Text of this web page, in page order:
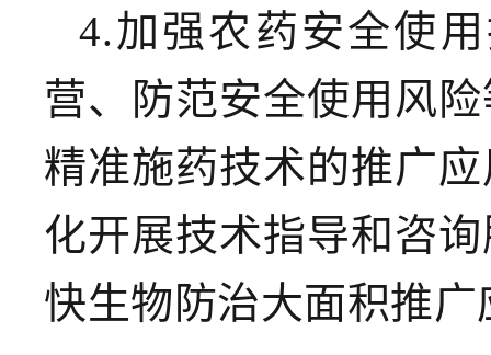
4.加强农药安全使
营、防范安全使用风
精准施药技术的推广
化开展技术指导和咨
快生物防治大面积推